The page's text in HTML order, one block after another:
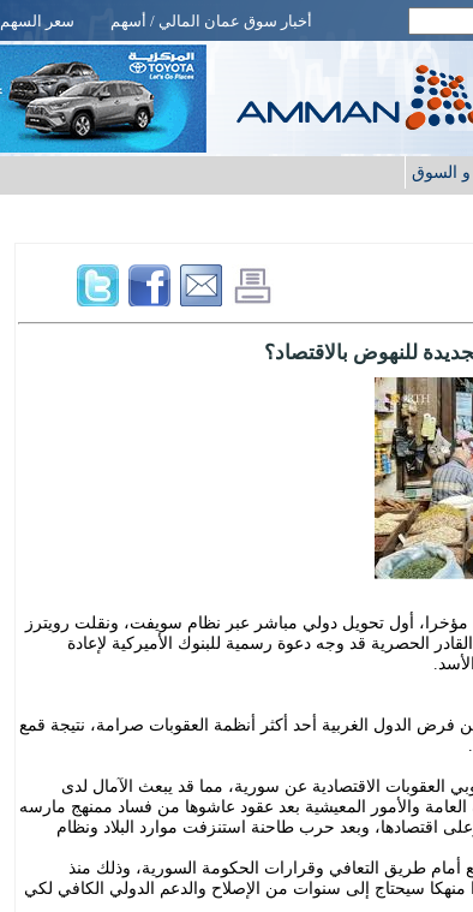
أخبار سوق عمان المالي / أسهم سعر السهم
السوق
للنهوض بالاقتصاد؟
أول تحويل دولي مباشر عبر نظام سويفت، ونقلت رويترز
الحصرية قد وجه دعوة رسمية للبنوك الأميركية لإعادة
فرض الدول الغربية أحد أكثر أنظمة العقوبات صرامة، نتيجة قمع
العقوبات الاقتصادية عن سورية، مما قد يبعث الآمال لدى
العامة والأمور المعيشية بعد عقود عاشوها من فساد ممنهج مارسه
اقتصادها، وبعد حرب طاحنة استنزفت موارد البلاد ونظام
أمام طريق التعافي وقرارات الحكومة السورية، وذلك منذ
منهكا سيحتاج إلى سنوات من الإصلاح والدعم الدولي الكافي لكي